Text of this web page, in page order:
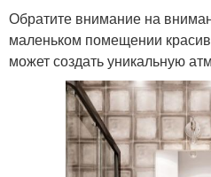
Обратите внимание на
маленьком помещении
может создать уникальную